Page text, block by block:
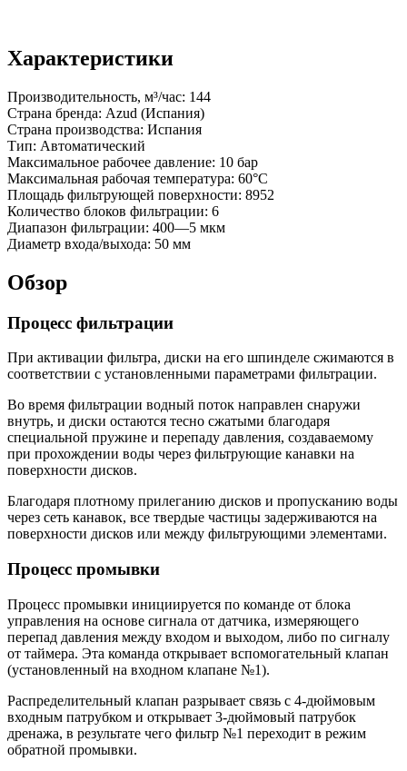
Характеристики
Производительность, м³/час: 144
Страна бренда: Аzud (Испания)
Страна производства: Испания
Тип: Автоматический
Максимальное рабочее давление: 10 бар
Максимальная рабочая температура: 60°C
Площадь фильтрующей поверхности: 8952
Количество блоков фильтрации: 6
Диапазон фильтрации: 400—5 мкм
Диаметр входа/выхода: 50 мм
Обзор
Процесс фильтрации
При активации фильтра, диски на его шпинделе сжимаются в
соответствии с установленными параметрами фильтрации.
Во время фильтрации водный поток направлен снаружи
внутрь, и диски остаются тесно сжатыми благодаря
специальной пружине и перепаду давления, создаваемому
при прохождении воды через фильтрующие канавки на
поверхности дисков.
Благодаря плотному прилеганию дисков и пропусканию воды
через сеть канавок, все твердые частицы задерживаются на
поверхности дисков или между фильтрующими элементами.
Процесс промывки
Процесс промывки инициируется по команде от блока
управления на основе сигнала от датчика, измеряющего
перепад давления между входом и выходом, либо по сигналу
от таймера. Эта команда открывает вспомогательный клапан
(установленный на входном клапане №1).
Распределительный клапан разрывает связь с 4-дюймовым
входным патрубком и открывает 3-дюймовый патрубок
дренажа, в результате чего фильтр №1 переходит в режим
обратной промывки.